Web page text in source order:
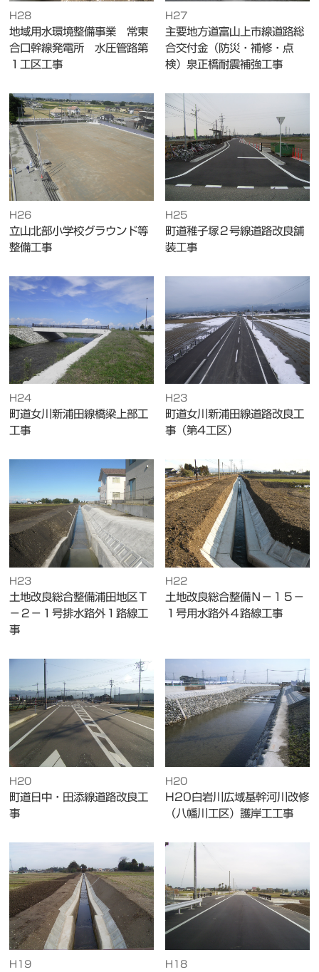
H28
地域用水環境整備事業 常東
合口幹線発電所 水圧管路第
１工区工事
H27
主要地方道富山上市線道路総
合交付金（防災・補修・点
検）泉正橋耐震補強工事
H26
立山北部小学校グラウンド等
整備工事
H25
町道稚子塚２号線道路改良舗
装工事
H24
町道女川新浦田線橋梁上部工
工事
H23
町道女川新浦田線道路改良工
事（第4工区）
H23
土地改良総合整備浦田地区Ｔ
－２－１号排水路外１路線工
事
H22
土地改良総合整備Ｎ－１５－
１号用水路外４路線工事
H20
町道日中・田添線道路改良工
事
H20
H20白岩川広域基幹河川改修
（八幡川工区）護岸工工事
H19 H18